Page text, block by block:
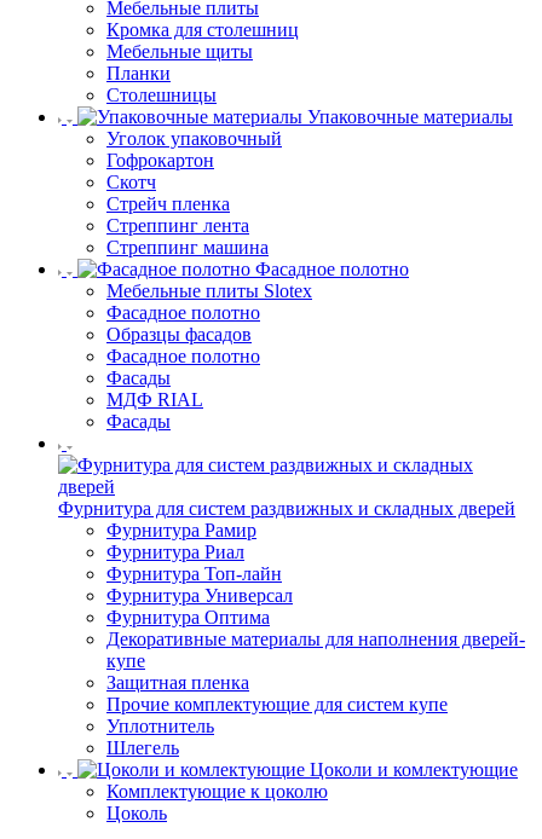
Мебельные плиты
Кромка для столешниц
Мебельные щиты
Планки
Столешницы
Упаковочные материалы
Уголок упаковочный
Гофрокартон
Скотч
Стрейч пленка
Стреппинг лента
Стреппинг машина
Фасадное полотно
Мебельные плиты Slotex
Фасадное полотно
Образцы фасадов
Фасадное полотно
Фасады
МДФ RIAL
Фасады
Фурнитура для систем раздвижных и складных дверей
Фурнитура Рамир
Фурнитура Риал
Фурнитура Топ-лайн
Фурнитура Универсал
Фурнитура Оптима
Декоративные материалы для наполнения дверей-
купе
Защитная пленка
Прочие комплектующие для систем купе
Уплотнитель
Шлегель
Цоколи и комлектующие
Комплектующие к цоколю
Цоколь